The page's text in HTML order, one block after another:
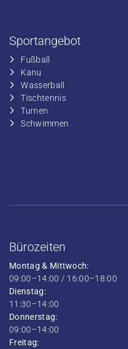
Sportangebot
Fußball
​Kanu
​Wasserball
​Tischtennis
​​Turnen
​​Schwimmen
Bürozeiten
Montag & Mittwoch:
09:00–14:00 / 16:00–18:00
Dienstag:
11:30–14:00
Donnerstag:
09:00–14:00
Freitag: